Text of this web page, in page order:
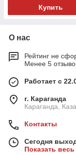
Купить
О нас
Рейтинг не
Менее 5
Работает с
г. Караганда
Караганда,
Контакты
Сегодня
Показать